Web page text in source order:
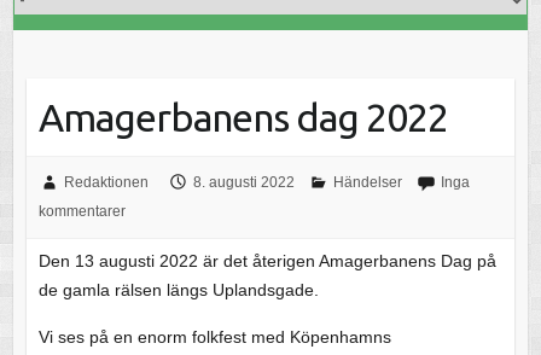
Amagerbanens dag 2022
Redaktionen 8. augusti 2022 Händelser
Inga
kommentarer
Den 13 augusti 2022 är det återigen Amagerbanens Dag på
de gamla rälsen längs Uplandsgade.
Vi ses på en enorm folkfest med Köpenhamns